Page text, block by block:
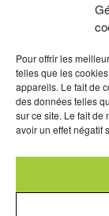
Pour offrir les
telles que les
appareils. Le fait de
des données telles
sur ce site. Le fait de
avoir un effet négatif
Devenez
Rejoignez nos
Devenez
Nous suivre
Abonnez-vous